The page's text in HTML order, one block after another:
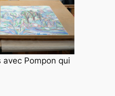
avec Pompon qui